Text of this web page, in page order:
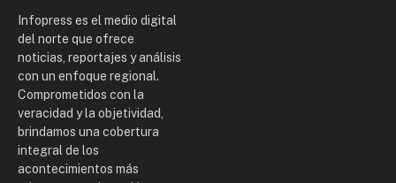
Infopress es el medio digital
del norte que ofrece
noticias, reportajes y análisis
con un enfoque regional.
Comprometidos con la
veracidad y la objetividad,
brindamos una cobertura
integral de los
acontecimientos más